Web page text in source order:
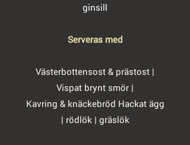
ginsill
Serveras med
Västerbottensost & prästost |
Vispat brynt smör |
Kavring & knäckebröd Hackat ägg
| rödlök | gräslök